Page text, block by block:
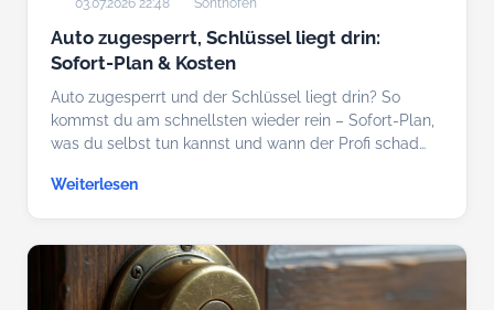
03.07.2026 22:48 Sonthofen
Auto zugesperrt, Schlüssel liegt drin:
Sofort-Plan & Kosten
Auto zugesperrt und der Schlüssel liegt drin? So
kommst du am schnellsten wieder rein – Sofort-Plan,
was du selbst tun kannst und wann der Profi schad…
Weiterlesen